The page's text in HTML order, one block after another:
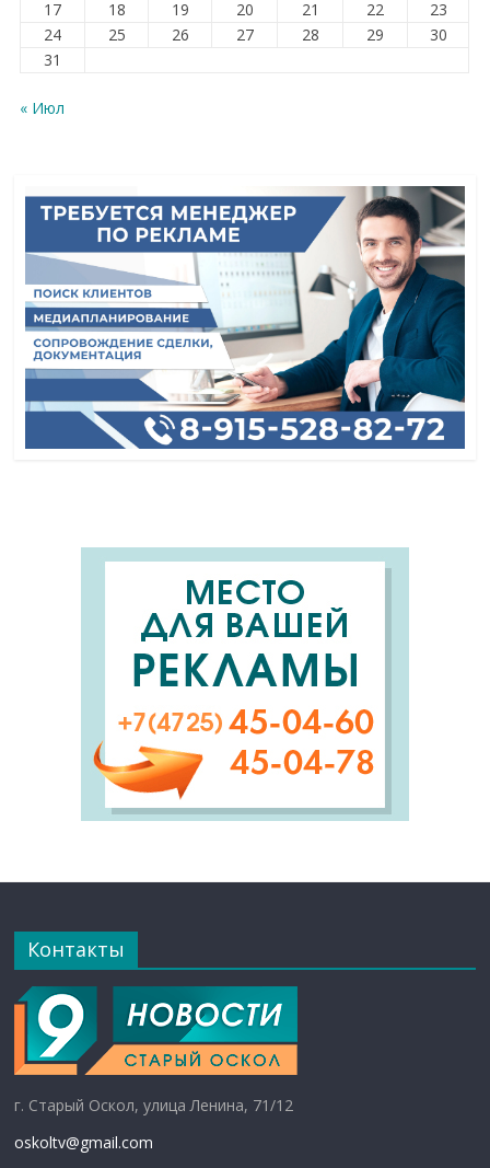
17
18 19 20 21 22
23
24
25 26 27 28 29
30
31
« Июл
Контакты
г. Старый Оскол, улица Ленина, 71/12
oskoltv@gmail.com